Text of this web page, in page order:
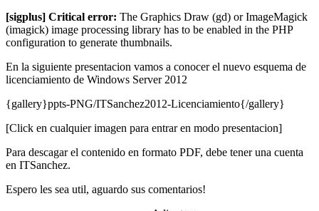
[sigplus] Critical error: The Graphics Draw (gd) or ImageMagick
(imagick) image processing library has to be enabled in the PHP
configuration to generate thumbnails.
En la siguiente presentacion vamos a conocer el nuevo esquema de
licenciamiento de Windows Server 2012
{gallery}ppts-PNG/ITSanchez2012-Licenciamiento{/gallery}
[Click en cualquier imagen para entrar en modo presentacion]
Para descagar el contenido en formato PDF, debe tener una cuenta
en ITSanchez.
Espero les sea util, aguardo sus comentarios!